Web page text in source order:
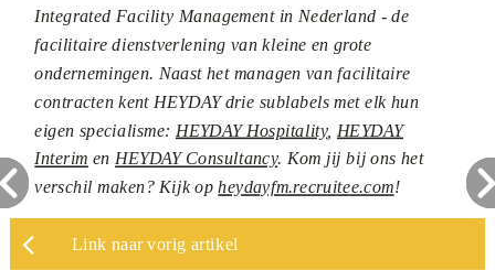
Integrated Facility Management in Nederland - de
facilitaire dienstverlening van kleine en grote
ondernemingen. Naast het managen van facilitaire
contracten kent HEYDAY drie sublabels met elk hun
eigen specialisme: HEYDAY Hospitality, HEYDAY
Interim enHEYDAY Consultancy. Kom jij bij ons het
verschil maken? Kijk opheydayfm.recruitee.com!
Link naar vorig artikel